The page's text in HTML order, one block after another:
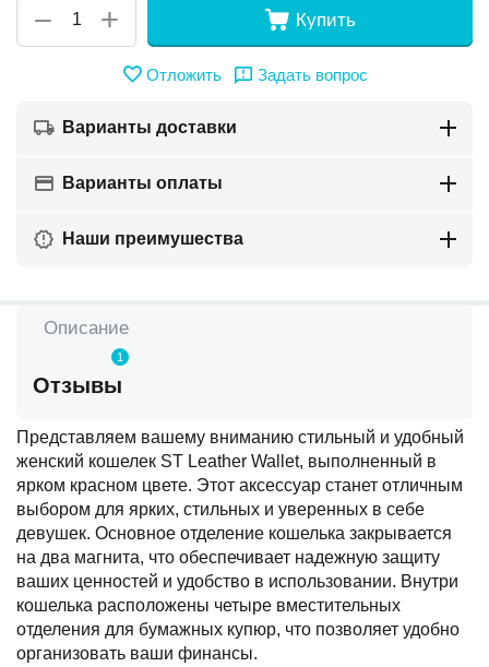
+
− Купить
Отложить Задать вопрос
Варианты доставки
Варианты оплаты
Наши преимушества
Описание
Отзывы
1
Представляем вашему вниманию стильный и удобный
женский кошелек ST Leather Wallet, выполненный в
ярком красном цвете. Этот аксессуар станет отличным
выбором для ярких, стильных и уверенных в себе
девушек. Основное отделение кошелька закрывается
на два магнита, что обеспечивает надежную защиту
ваших ценностей и удобство в использовании. Внутри
кошелька расположены четыре вместительных
отделения для бумажных купюр, что позволяет удобно
организовать ваши финансы.